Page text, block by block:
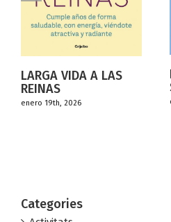
LOS HÁBITOS
SALUDABLES
octubre 27th, 2025
Categories